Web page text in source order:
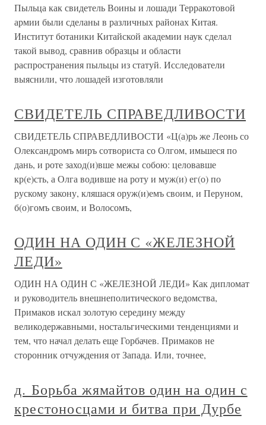
Пыльца как свидетель Воины и лошади Терракотовой
армии были сделаны в различных районах Китая.
Институт ботаники Китайской академии наук сделал
такой вывод, сравнив образцы и области
распространения пыльцы из статуй. Исследователи
выяснили, что лошадей изготовляли
СВИДЕТЕЛЬ СПРАВЕДЛИВОСТИ
СВИДЕТЕЛЬ СПРАВЕДЛИВОСТИ «Ц(а)рь же Леонь со
Олександромъ миръ сотвориста со Олгом, имьшеся по
дань, и роте заход(и)вше межы собою: целовавше
кр(е)сть, а Олга водивше на роту и муж(и) ег(о) по
рускому закону, кляшася оруж(и)емъ своим, и Перуном,
б(о)гомъ своим, и Волосомъ,
ОДИН НА ОДИН С «ЖЕЛЕЗНОЙ
ЛЕДИ»
ОДИН НА ОДИН С «ЖЕЛЕЗНОЙ ЛЕДИ» Как дипломат
и руководитель внешнеполитического ведомства,
Примаков искал золотую середину между
великодержавными, ностальгическими тенденциями и
тем, что начал делать еще Горбачев. Примаков не
сторонник отчуждения от Запада. Или, точнее,
д. Борьба жямайтов один на один с
крестоносцами и битва при Дурбе